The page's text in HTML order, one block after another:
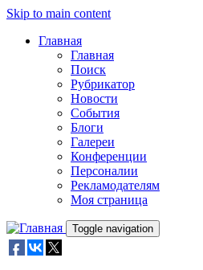
Skip to main content
Главная
Главная
Поиск
Рубрикатор
Новости
События
Блоги
Галереи
Конференции
Персоналии
Рекламодателям
Моя страница
Toggle navigation